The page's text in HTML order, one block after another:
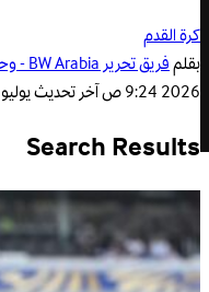
كرة القدم
بقلمفريق تحرير BW Arabia - وحدة التحليل الرياضي
2026 9:24 ص
آخر تحديثيوليو 1, 2026 10:46 ص
Search Results